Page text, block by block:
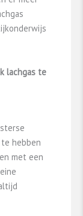
lachgas te
hebben
met een